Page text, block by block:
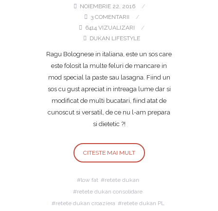
NOIEMBRIE 22, 2016
3 COMENTARII
6414 VIZUALIZARI
DUKAN LIFESTYLE
Ragu Bolognese in italiana, este un sos care
este folosit la multe feluri de mancare in
mod special la paste sau lasagna. Fiind un
sos cu gust apreciat in intreaga lume dar si
modificat de multi bucatari, fiind atat de
cunoscut si versatil, de ce nu l-am prepara
si dietetic ?!
CITESTE MAI MULT
low fat
retete dukan
retete dukan consolidare
retete dukan croaziera
retete dukan PL